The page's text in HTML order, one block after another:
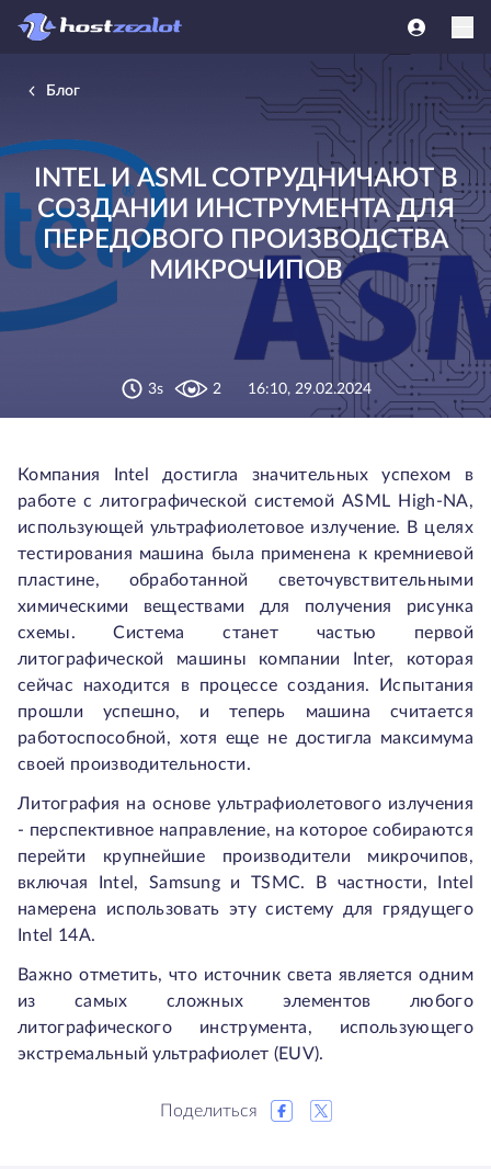
Блог
INTEL И ASML СОТРУДНИЧАЮТ В
СОЗДАНИИ ИНСТРУМЕНТА ДЛЯ
ПЕРЕДОВОГО ПРОИЗВОДСТВА
МИКРОЧИПОВ
3s 2 16:10, 29.02.2024
Компания Intel достигла значительных успехом в
работе с литографической системой ASML High-NA,
использующей ультрафиолетовое излучение. В целях
тестирования машина была применена к кремниевой
пластине, обработанной светочувствительными
химическими веществами для получения рисунка
схемы. Система станет частью первой
литографической машины компании Inter, которая
сейчас находится в процессе создания. Испытания
прошли успешно, и теперь машина считается
работоспособной, хотя еще не достигла максимума
своей производительности.
Литография на основе ультрафиолетового излучения
- перспективное направление, на которое собираются
перейти крупнейшие производители микрочипов,
включая Intel, Samsung и TSMC. В частности, Intel
намерена использовать эту систему для грядущего
Intel 14A.
Важно отметить, что источник света является одним
из самых сложных элементов любого
литографического инструмента, использующего
экстремальный ультрафиолет (EUV).
Поделиться